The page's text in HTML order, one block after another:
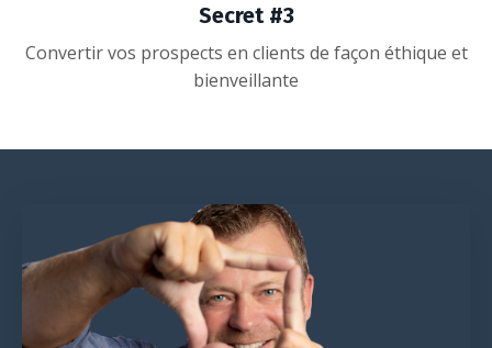
Secret #3
Convertir vos prospects en clients de façon éthique et
bienveillante